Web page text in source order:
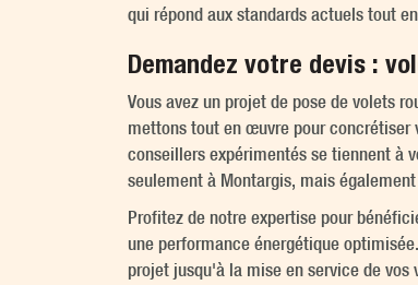
qui répond aux standards actuels tout
Demandez votre devis :
Vous avez un projet de pose de volets
mettons tout en œuvre pour concrétiser
conseillers expérimentés se tiennent à
seulement à Montargis, mais
Profitez de notre expertise pour
une performance énergétique
projet jusqu'à la mise en service de